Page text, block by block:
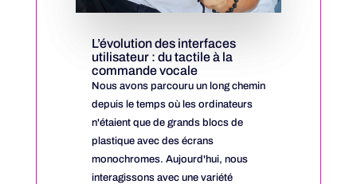
L’évolution des interfaces
utilisateur : du tactile à la
commande vocale
Nous avons parcouru un long chemin
depuis le temps où les ordinateurs
n'étaient que de grands blocs de
plastique avec des écrans
monochromes. Aujourd'hui, nous
interagissons avec une variété